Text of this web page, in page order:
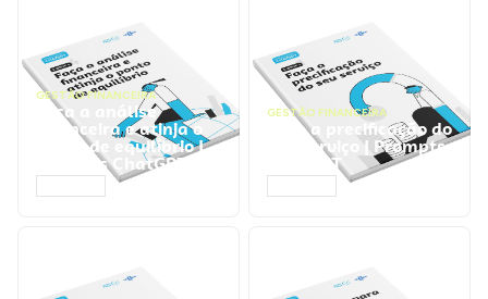
GESTÃO FINANCEIRA
Faça a análise
financeira e atinja o
ponto de equilíbrio |
Prompts ChatGPT
GESTÃO FINANCEIRA
Faça a precificação do
seu serviço | Prompts
ChatGPT